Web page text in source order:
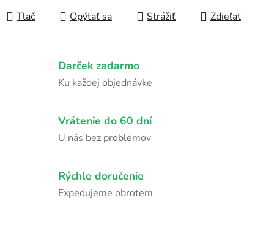
Tlač Opýtať sa Strážiť Zdieľať
Darček zadarmo
Ku každej objednávke
Vrátenie do 60 dní
U nás bez problémov
Rýchle doručenie
Expedujeme obrotem